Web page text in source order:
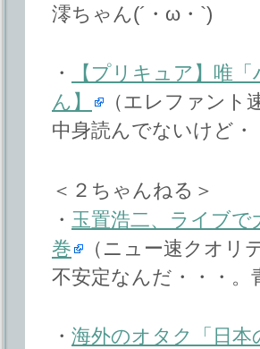
澪ちゃん(´・ω・`)
・
【プリキュア】唯
ん】
（エレファント
中身読んでないけど・
＜２ちゃんねる＞
・ 玉置浩二、ライブ
巻
（ニュー速クオリ
不安定なんだ・・・
・ 海外のオタク「日